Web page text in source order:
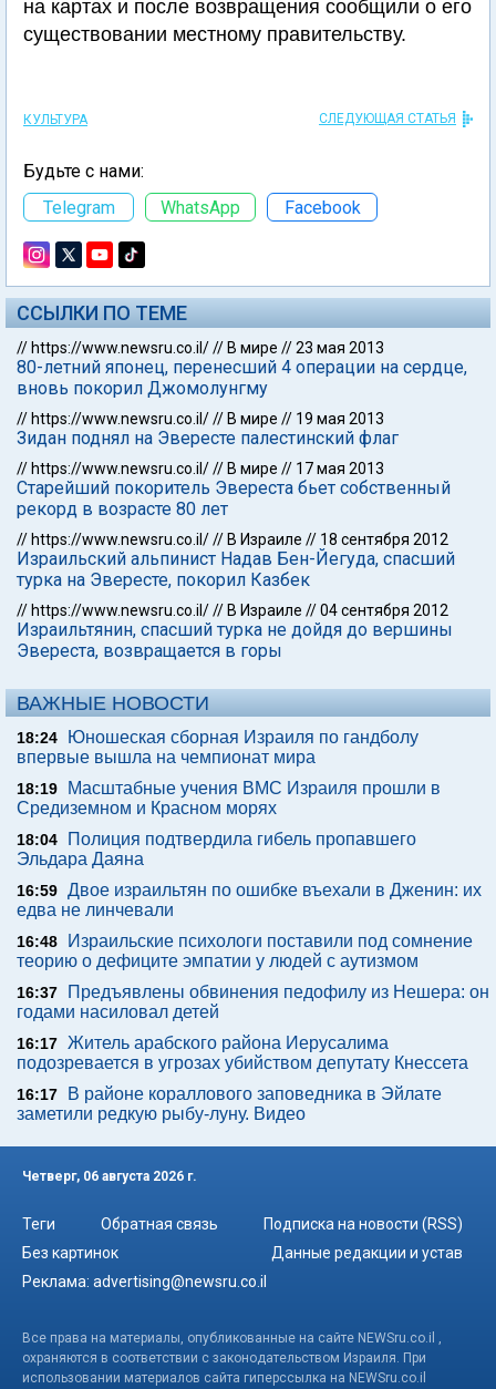
на картах и после возвращения сообщили о его
существовании местному правительству.
КУЛЬТУРА СЛЕДУЮЩАЯ СТАТЬЯ
Будьте с нами:
Telegram
WhatsApp Facebook
ССЫЛКИ ПО ТЕМЕ
// https://www.newsru.co.il/// В мире //23 мая 2013
80-летний японец, перенесший 4 операции на сердце,
вновь покорил Джомолунгму
// https://www.newsru.co.il/// В мире // 19 мая 2013
Зидан поднял на Эвересте палестинский флаг
// https://www.newsru.co.il/// В мире // 17 мая 2013
Старейший покоритель Эвереста бьет собственный
рекорд в возрасте 80 лет
// https://www.newsru.co.il/// В Израиле // 18 сентября 2012
Израильский альпинист Надав Бен-Йегуда, спасший
турка на Эвересте, покорил Казбек
// https://www.newsru.co.il/// В Израиле //04 сентября 2012
Израильтянин, спасший турка не дойдя до вершины
Эвереста, возвращается в горы
ВАЖНЫЕ НОВОСТИ
18:24
Юношеская сборная Израиля по гандболу
впервые вышла на чемпионат мира
18:19
Масштабные учения ВМС Израиля прошли в
Средиземном и Красном морях
18:04
Полиция подтвердила гибель пропавшего
Эльдара Даяна
16:59 Двое израильтян по ошибке въехали в Дженин: их
едва не линчевали
16:48
Израильские психологи поставили под сомнение
теорию о дефиците эмпатии у людей с аутизмом
16:37
Предъявлены обвинения педофилу из Нешера: он
годами насиловал детей
16:17 Житель арабского района Иерусалима
подозревается в угрозах убийством депутату Кнессета
16:17
В районе кораллового заповедника в Эйлате
заметили редкую рыбу-луну. Видео
Четверг, 06 августа 2026 г.
Теги Обратная связь
Подписка на новости (RSS)
Без картинок
Данные редакции и устав
Реклама: advertising@newsru.co.il
Все права на материалы, опубликованные на сайте NEWSru.co.il ,
охраняются в соответствии с законодательством Израиля. При
использовании материалов сайта гиперссылка на NEWSru.co.il